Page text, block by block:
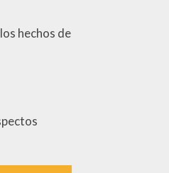
hechos de